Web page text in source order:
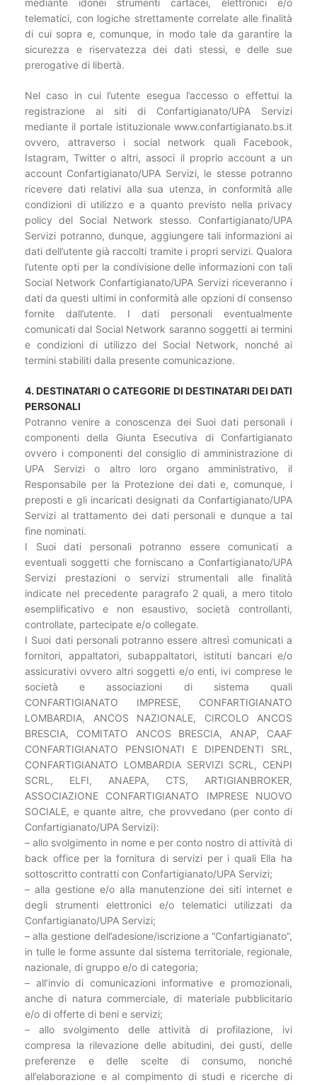
mediante idonei strumenti cartacei, elettronici e/o
telematici, con logiche strettamente correlate alle finalità
di cui sopra e, comunque, in modo tale da garantire la
sicurezza e riservatezza dei dati stessi, e delle sue
prerogative di libertà.
Nel caso in cui l’utente esegua l’accesso o effettui la
registrazione ai siti di Confartigianato/UPA Servizi
mediante il portale istituzionale www.confartigianato.bs.it
ovvero, attraverso i social network quali Facebook,
Istagram, Twitter o altri, associ il proprio account a un
account Confartigianato/UPA Servizi, le stesse potranno
ricevere dati relativi alla sua utenza, in conformità alle
condizioni di utilizzo e a quanto previsto nella privacy
policy del Social Network stesso. Confartigianato/UPA
Servizi potranno, dunque, aggiungere tali informazioni ai
dati dell’utente già raccolti tramite i propri servizi. Qualora
l’utente opti per la condivisione delle informazioni con tali
Social Network Confartigianato/UPA Servizi riceveranno i
dati da questi ultimi in conformità alle opzioni di consenso
fornite dall’utente. I dati personali eventualmente
comunicati dal Social Network saranno soggetti ai termini
e condizioni di utilizzo del Social Network, nonché ai
termini stabiliti dalla presente comunicazione.
4. DESTINATARI O CATEGORIE DI DESTINATARI DEI DATI
PERSONALI
Potranno venire a conoscenza dei Suoi dati personali i
componenti della Giunta Esecutiva di Confartigianato
ovvero i componenti del consiglio di amministrazione di
UPA Servizi o altro loro organo amministrativo, il
Responsabile per la Protezione dei dati e, comunque, i
preposti e gli incaricati designati da Confartigianato/UPA
Servizi al trattamento dei dati personali e dunque a tal
fine nominati.
I Suoi dati personali potranno essere comunicati a
eventuali soggetti che forniscano a Confartigianato/UPA
Servizi prestazioni o servizi strumentali alle finalità
indicate nel precedente paragrafo 2 quali, a mero titolo
esemplificativo e non esaustivo, società controllanti,
controllate, partecipate e/o collegate.
I Suoi dati personali potranno essere altresì comunicati a
fornitori, appaltatori, subappaltatori, istituti bancari e/o
assicurativi ovvero altri soggetti e/o enti, ivi comprese le
società e associazioni di sistema quali
CONFARTIGIANATO IMPRESE, CONFARTIGIANATO
LOMBARDIA, ANCOS NAZIONALE, CIRCOLO ANCOS
BRESCIA, COMITATO ANCOS BRESCIA, ANAP, CAAF
CONFARTIGIANATO PENSIONATI E DIPENDENTI SRL,
CONFARTIGIANATO LOMBARDIA SERVIZI SCRL, CENPI
SCRL, ELFI, ANAEPA, CTS, ARTIGIANBROKER,
ASSOCIAZIONE CONFARTIGIANATO IMPRESE NUOVO
SOCIALE, e quante altre, che provvedano (per conto di
Confartigianato/UPA Servizi):
– allo svolgimento in nome e per conto nostro di attività di
back office per la fornitura di servizi per i quali Ella ha
sottoscritto contratti con Confartigianato/UPA Servizi;
– alla gestione e/o alla manutenzione dei siti internet e
degli strumenti elettronici e/o telematici utilizzati da
Confartigianato/UPA Servizi;
– alla gestione dell’adesione/iscrizione a “Confartigianato”,
in tulle le forme assunte dal sistema territoriale, regionale,
nazionale, di gruppo e/o di categoria;
– all’invio di comunicazioni informative e promozionali,
anche di natura commerciale, di materiale pubblicitario
e/o di offerte di beni e servizi;
– allo svolgimento delle attività di profilazione, ivi
compresa la rilevazione delle abitudini, dei gusti, delle
preferenze e delle scelte di consumo, nonché
all’elaborazione e al compimento di studi e ricerche di